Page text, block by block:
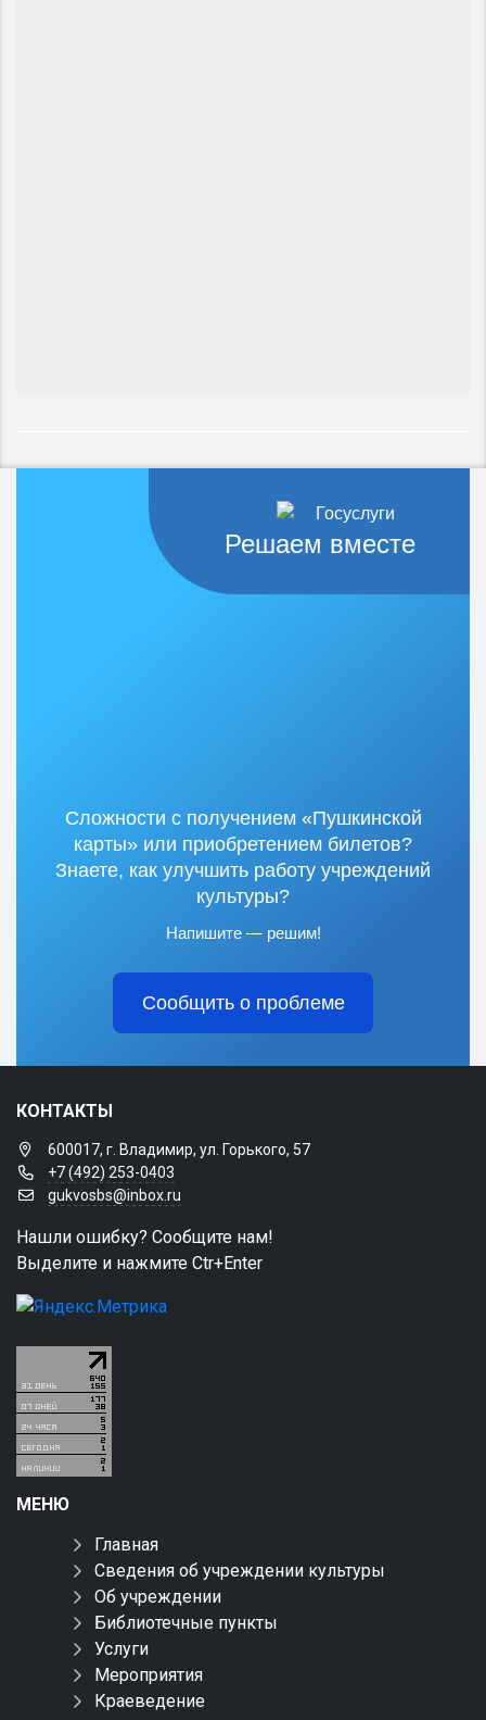
Решаем вместе
Сложности с получением «Пушкинской
карты» или приобретением билетов?
Знаете, как улучшить работу учреждений
культуры?
Напишите — решим!
Сообщить о проблеме
КОНТАКТЫ
600017, г. Владимир, ул. Горького, 57
+7 (492) 253-0403
gukvosbs@inbox.ru
Нашли ошибку? Сообщите нам!
Выделите и нажмите Ctr+Enter
МЕНЮ
Главная
Сведения об учреждении культуры
Об учреждении
Библиотечные пункты
Услуги
Мероприятия
Краеведение